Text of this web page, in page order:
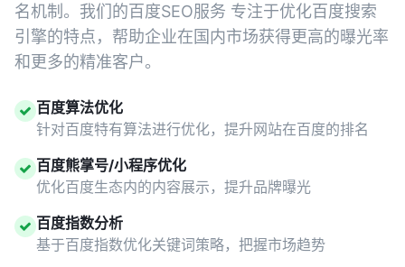
名机制。我们的百度SEO服务 专注于优化百度搜索
引擎的特点，帮助企业在国内市场获得更高的曝光率
和更多的精准客户。
百度算法优化
针对百度特有算法进行优化，提升网站在百度的排名
百度熊掌号/小程序优化
优化百度生态内的内容展示，提升品牌曝光
百度指数分析
基于百度指数优化关键词策略，把握市场趋势